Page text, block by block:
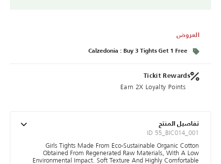
العروض
Calzedonia : Buy 3 Tights Get 1 Free
Tickit Rewards
Earn 2X Loyalty Points
تفاصيل المنتج
ID 55_BIC014_001
Girls Tights Made From Eco-Sustainable Organic Cotton
Obtained From Regenerated Raw Materials, With A Low
Environmental Impact. Soft Texture And Highly Comfortable